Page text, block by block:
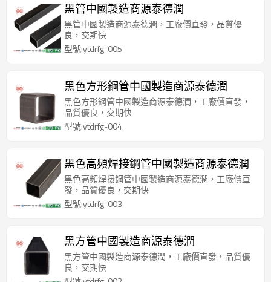
黑管中國製造商源泰德潤
黑管中國製造商源泰德潤，工廠價直發，品質優
良，交期快
型號:ytdrfg-005
黑色方形鋼管中國製造商源泰德潤
黑色方形鋼管中國製造商源泰德潤，工廠價直發，
品質優良，交期快
型號:ytdrfg-004
黑色高頻焊接鋼管中國製造商源泰德潤
黑色高頻焊接鋼管中國製造商源泰德潤，工廠價直
發，品質優良，交期快
型號:ytdrfg-003
黑方管中國製造商源泰德潤
黑方管中國製造商源泰德潤，工廠價直發，品質優
良，交期快